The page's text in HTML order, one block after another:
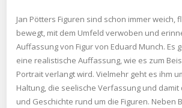
Jan Pötters Figuren sind schon immer weich,
bewegt, mit dem Umfeld verwoben und
Auffassung von Figur von Eduard Munch. Es
eine realistische Auffassung, wie es zum
Portrait verlangt wird. Vielmehr geht es ihm
Haltung, die seelische Verfassung und
und Geschichte rund um die Figuren. Neben